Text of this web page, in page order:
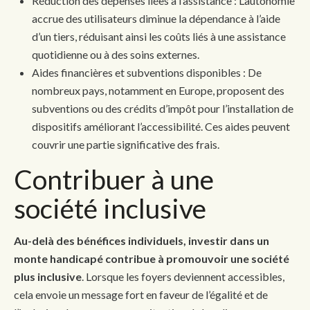
accrue des utilisateurs diminue la dépendance à l’aide
d’un tiers, réduisant ainsi les coûts liés à une assistance
quotidienne ou à des soins externes.
Aides financières et subventions disponibles : De
nombreux pays, notamment en Europe, proposent des
subventions ou des crédits d’impôt pour l’installation de
dispositifs améliorant l’accessibilité. Ces aides peuvent
couvrir une partie significative des frais.
Contribuer à une
société inclusive
Au-delà des bénéfices individuels, investir dans un
monte handicapé contribue à promouvoir une société
plus inclusive . Lorsque les foyers deviennent accessibles,
cela envoie un message fort en faveur de l’égalité et de